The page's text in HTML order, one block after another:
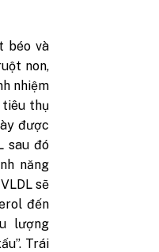
béo và
non,
nhiệm
thụ
được
sau đó
năng
sẽ
đến
lượng
Trái